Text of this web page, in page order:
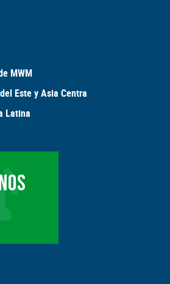
MWM
Este y Asia Centra
Latina